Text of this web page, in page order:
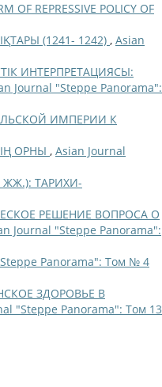
OF REPRESSIVE POLICY OF
(1241- 1242) , Asian
ИНТЕРПРЕТАЦИЯСЫ:
Journal "Steppe Panorama":
ИМПЕРИИ К
ОРНЫ , Asian Journal
ЖЖ.): ТАРИХИ-
РЕШЕНИЕ ВОПРОСА О
Journal "Steppe Panorama":
Panorama": Том № 4
ЗДОРОВЬЕ В
"Steppe Panorama": Том 13